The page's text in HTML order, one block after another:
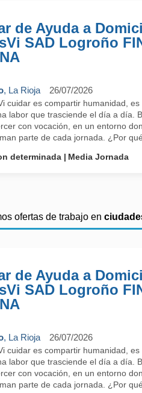
de Ayuda a
SAD Logroño
, La Rioja 26/07/2026
cuidar es compartir humanidad,
labor que trasciende el día a día.
con vocación, en un entorno
parte de cada jornada. ¿Por qué
determinada
Media Jornada
ofertas de trabajo en
de Ayuda a
SAD Logroño
, La Rioja 26/07/2026
cuidar es compartir humanidad,
labor que trasciende el día a día.
con vocación, en un entorno
parte de cada jornada. ¿Por qué